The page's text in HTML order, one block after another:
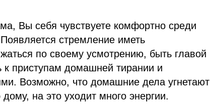
Вы себя чувствуете комфортно среди
стремление иметь
по своему усмотрению, быть главой
приступам домашней тирании и
Возможно, что домашние дела угнетают
на это уходит много энергии.